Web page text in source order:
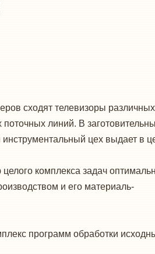
сходят телевизоры
линий. В
инструментальный цех выдает в
комплекса задач
и его материаль-
программ обработки